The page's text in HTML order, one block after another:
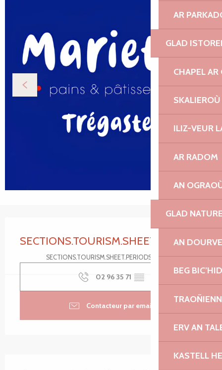
AR
GLAD
CHAPEL AR
ILIZ-VEUR
AR RADOM
AN
GLAD
AN
BEG BIC’HID
ERV AN
KASTELL
SECTIONS.TOURISM.SHEET.PERIODS.DETAILS
02 96 35 71 ▒▒
Contacteur par email
SECTIONS.TOURISM.SHEET.DESCRIPTION